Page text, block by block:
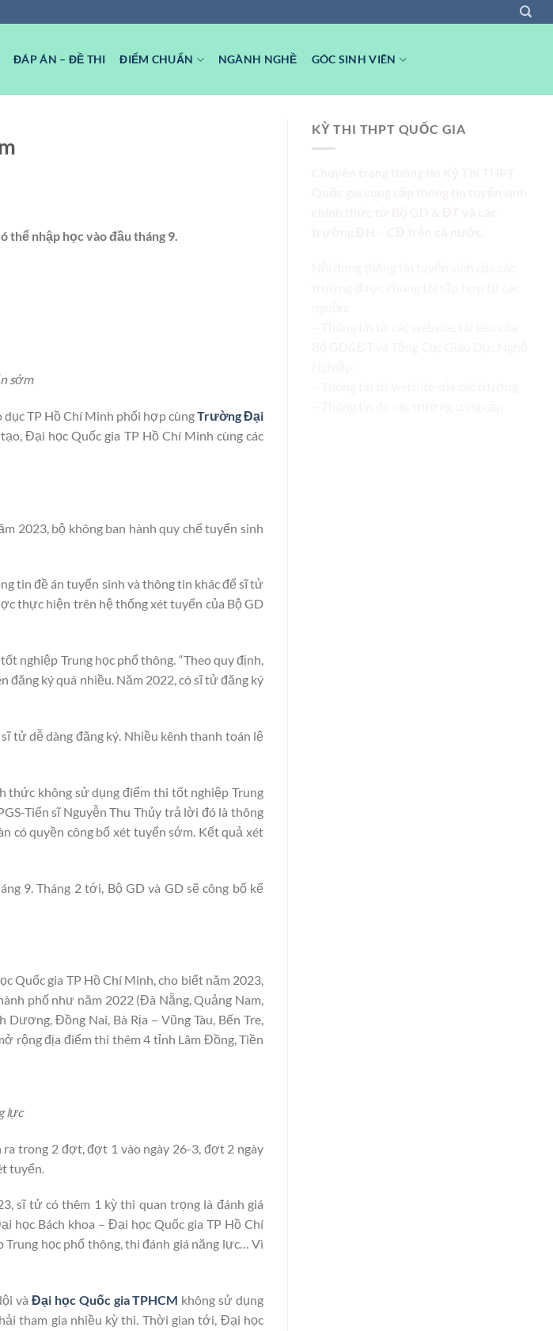
ĐÁP ÁN – ĐỀ THI ĐIỂM CHUẨN NGÀNH NGHỀ GÓC SINH VIÊN
thể nhập học vào đầu tháng 9.
sớm
TP Hồ Chí Minh phối hợp cùngTrường Đại
Đại học Quốc gia TP Hồ Chí Minh cùng các
2023, bộ không ban hành quy chế tuyển sinh
tin đề án tuyển sinh và thông tin khác để sĩ tử
thực hiện trên hệ thống xét tuyển của Bộ GD
nghiệp Trung học phổ thông. “Theo quy định,
đăng ký quá nhiều. Năm 2022, có sĩ tử đăng ký
tử dễ dàng đăng ký. Nhiều kênh thanh toán lệ
thức không sử dụng điểm thi tốt nghiệp Trung
Tiến sĩ Nguyễn Thu Thủy trả lời đó là thông
có quyền công bố xét tuyển sớm. Kết quả xét
9. Tháng 2 tới, Bộ GD và GD sẽ công bố kế
Quốc gia TP Hồ Chí Minh, cho biết năm 2023,
phố như năm 2022 (Đà Nẵng, Quảng Nam,
Đồng Nai, Bà Rịa – Vũng Tàu, Bến Tre,
rộng địa điểm thi thêm 4 tỉnh Lâm Đồng, Tiền
lực
trong 2 đợt, đợt 1 vào ngày 26-3, đợt 2 ngày
tuyển.
sĩ tử có thêm 1 kỳ thi quan trọng là đánh giá
học Bách khoa – Đại học Quốc gia TP Hồ Chí
học phổ thông, thi đánh giá năng lực… Vì
và Đại học Quốc gia TPHCM không sử dụng
tham gia nhiều kỳ thi. Thời gian tới, Đại học
KỲ THI THPT QUỐC GIA